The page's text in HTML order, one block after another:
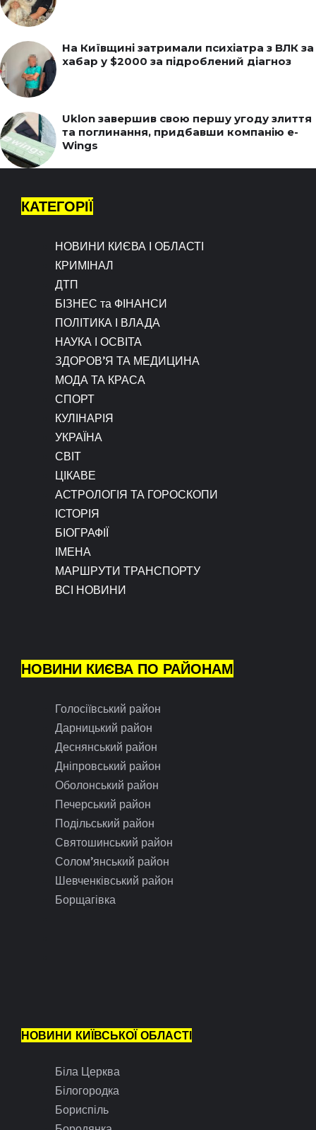
На Київщині затримали психіатра з ВЛК за
хабар у $2000 за підроблений діагноз
Uklon завершив свою першу угоду злиття
та поглинання, придбавши компанію e-
Wings
КАТЕГОРІЇ
НОВИНИ КИЄВА І ОБЛАСТІ
КРИМІНАЛ
ДТП
БІЗНЕС та ФІНАНСИ
ПОЛІТИКА І ВЛАДА
НАУКА І ОСВІТА
ЗДОРОВ’Я ТА МЕДИЦИНА
МОДА ТА КРАСА
СПОРТ
КУЛІНАРІЯ
УКРАЇНА
СВІТ
ЦІКАВЕ
АСТРОЛОГІЯ ТА ГОРОСКОПИ
ІСТОРІЯ
БІОГРАФІЇ
ІМЕНА
МАРШРУТИ ТРАНСПОРТУ
ВСІ НОВИНИ
НОВИНИ КИЄВА ПО РАЙОНАМ
Голосіївський район
Дарницький район
Деснянський район
Дніпровський район
Оболонський район
Печерський район
Подільський район
Святошинський район
Солом’янський район
Шевченківський район
Борщагівка
НОВИНИ КИЇВСЬКОЇ ОБЛАСТІ
Біла Церква
Білогородка
Бориспіль